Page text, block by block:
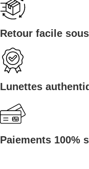
Retour facile
Lunettes
Paiements 100%